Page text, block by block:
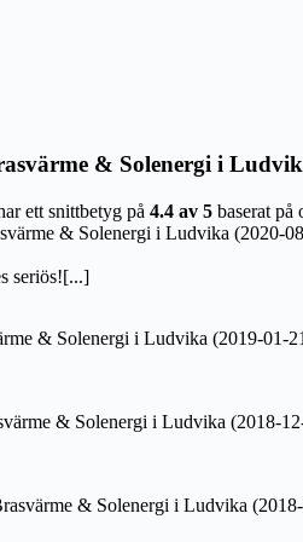
& Solenergi i
ett snittbetyg på 4.4 av 5 baserat på
& Solenergi i Ludvika (2020-
seriös![...]
& Solenergi i Ludvika (2019-01-
& Solenergi i Ludvika (2018-
& Solenergi i Ludvika